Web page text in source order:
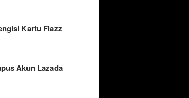
Kartu Flazz
Akun Lazada